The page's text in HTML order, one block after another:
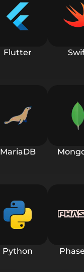
Flutter
MariaDB
Python